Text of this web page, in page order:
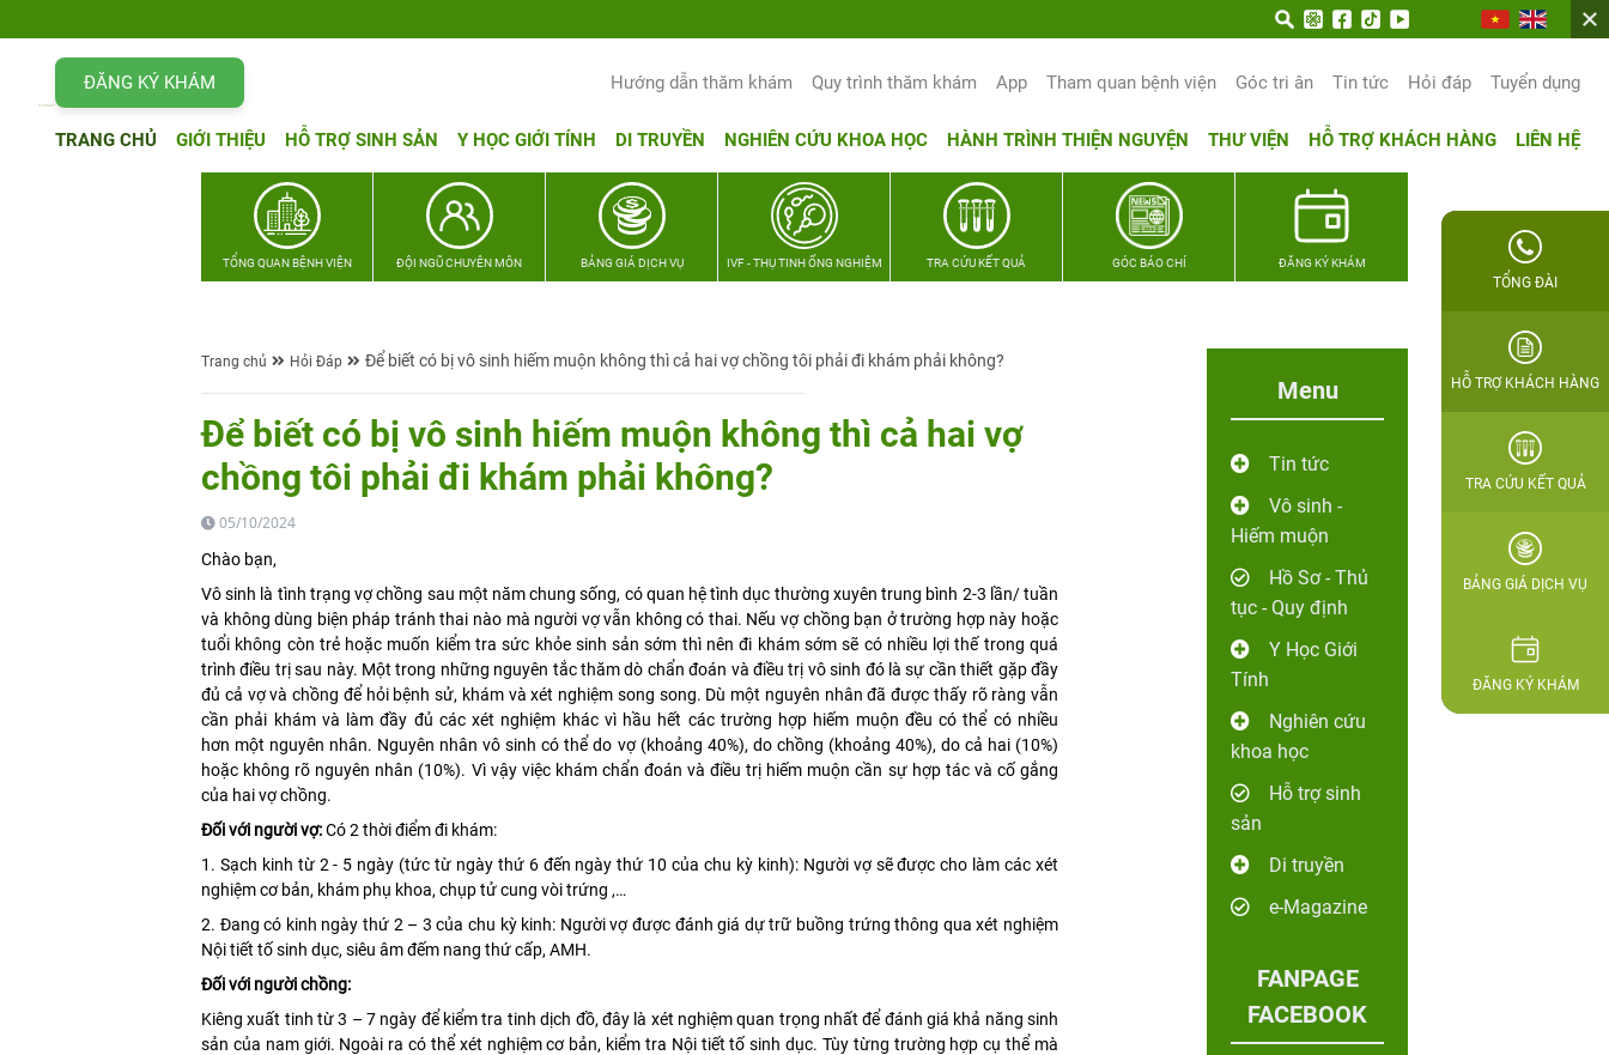
ĐĂNG KÝ KHÁM Hướng dẫn thăm khám Quy trình thăm khám App Tham quan bệnh viện Góc tri ân Tin tức Hỏi đáp Tuyển dụng
TRANG CHỦ GIỚI THIỆU HỖ TRỢ SINH SẢN Y HỌC GIỚI TÍNH DI TRUYỀN NGHIÊN CỨU KHOA HỌC HÀNH TRÌNH THIỆN NGUYỆN THƯ VIỆN HỖ TRỢ KHÁCH HÀNG LIÊN HỆ
TỔNG QUAN BỆNH VIỆN ĐỘI NGŨ CHUYÊN MÔN BẢNG GIÁ DỊCH VỤ IVF - THỤ TINH ỐNG NGHIỆM TRA CỨU KẾT QUẢ GÓC BÁO CHÍ ĐĂNG KÝ KHÁM
Trang chủ Hỏi Đáp Để biết có bị vô sinh hiếm muộn không thì cả hai vợ chồng tôi phải đi khám phải không?
Để biết có bị vô sinh hiếm muộn không thì cả hai vợ
chồng tôi phải đi khám phải không?
05/10/2024
Chào bạn,
Vô sinh là tình trạng vợ chồng sau một năm chung sống, có quan hệ tình dục thường xuyên trung bình 2-3 lần/ tuần
và không dùng biện pháp tránh thai nào mà người vợ vẫn không có thai. Nếu vợ chồng bạn ở trường hợp này hoặc
tuổi không còn trẻ hoặc muốn kiểm tra sức khỏe sinh sản sớm thì nên đi khám sớm sẽ có nhiều lợi thế trong quá
trình điều trị sau này. Một trong những nguyên tắc thăm dò chẩn đoán và điều trị vô sinh đó là sự cần thiết gặp đầy
đủ cả vợ và chồng để hỏi bệnh sử, khám và xét nghiệm song song. Dù một nguyên nhân đã được thấy rõ ràng vẫn
cần phải khám và làm đầy đủ các xét nghiệm khác vì hầu hết các trường hợp hiếm muộn đều có thể có nhiều
hơn một nguyên nhân. Nguyên nhân vô sinh có thể do vợ (khoảng 40%), do chồng (khoảng 40%), do cả hai (10%)
hoặc không rõ nguyên nhân (10%). Vì vậy việc khám chẩn đoán và điều trị hiếm muộn cần sự hợp tác và cố gắng
của hai vợ chồng.
Đối với người vợ:Có 2 thời điểm đi khám:
1. Sạch kinh từ 2 - 5 ngày (tức từ ngày thứ 6 đến ngày thứ 10 của chu kỳ kinh): Người vợ sẽ được cho làm các xét
nghiệm cơ bản, khám phụ khoa, chụp tử cung vòi trứng ,…
2. Đang có kinh ngày thứ 2 – 3 của chu kỳ kinh: Người vợ được đánh giá dự trữ buồng trứng thông qua xét nghiệm
Nội tiết tố sinh dục, siêu âm đếm nang thứ cấp, AMH.
Đối với người chồng:
Kiêng xuất tinh từ 3 – 7 ngày để kiểm tra tinh dịch đồ, đây là xét nghiệm quan trọng nhất để đánh giá khả năng sinh
sản của nam giới. Ngoài ra có thể xét nghiệm cơ bản, kiểm tra Nội tiết tố sinh dục. Tùy từng trường hợp cụ thể mà
Menu
Tin tức
Vô sinh -
Hiếm muộn
Hồ Sơ - Thủ
tục - Quy định
Y Học Giới
Tính
Nghiên cứu
khoa học
Hỗ trợ sinh
sản
Di truyền
e-Magazine
FANPAGE
FACEBOOK
TỔNG ĐÀI
HỖ TRỢ KHÁCH HÀNG
TRA CỨU KẾT QUẢ
BẢNG GIÁ DỊCH VỤ
ĐĂNG KÝ KHÁM